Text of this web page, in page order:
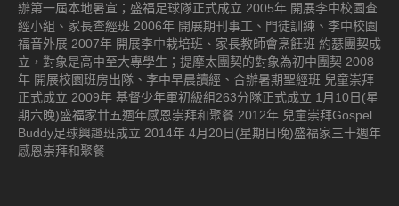
辦第一屆本地暑宣；盛福足球隊正式成立 2005年 開展李中校園查
經小組、家長查經班 2006年 開展期刊事工、門徒訓練、李中校園
福音外展 2007年 開展李中栽培班、家長教師會烹飪班 約瑟團契成
立，對象是高中至大專學生；提摩太團契的對象為初中團契 2008
年 開展校園班房出隊、李中早晨讀經、合辦暑期聖經班 兒童崇拜
正式成立 2009年 基督少年軍初級組263分隊正式成立 1月10日(星
期六晚)盛福家廿五週年感恩崇拜和聚餐 2012年 兒童崇拜Gospel
Buddy足球興趣班成立 2014年 4月20日(星期日晚)盛福家三十週年
感恩崇拜和聚餐